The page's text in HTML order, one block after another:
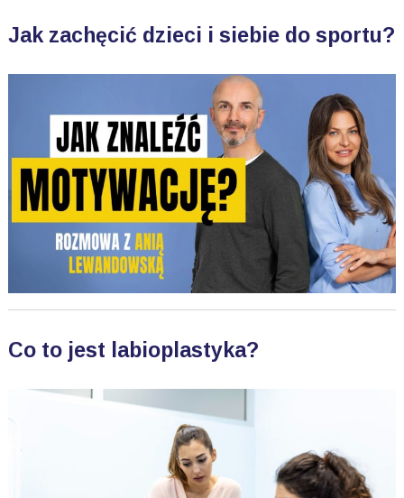
Jak zachęcić dzieci i siebie do sportu?
Co to jest labioplastyka?